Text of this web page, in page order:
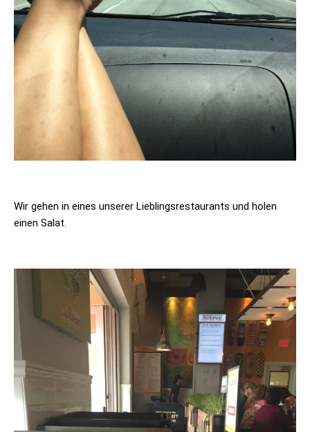
Wir gehen in eines unserer Lieblingsrestaurants und holen
einen Salat.